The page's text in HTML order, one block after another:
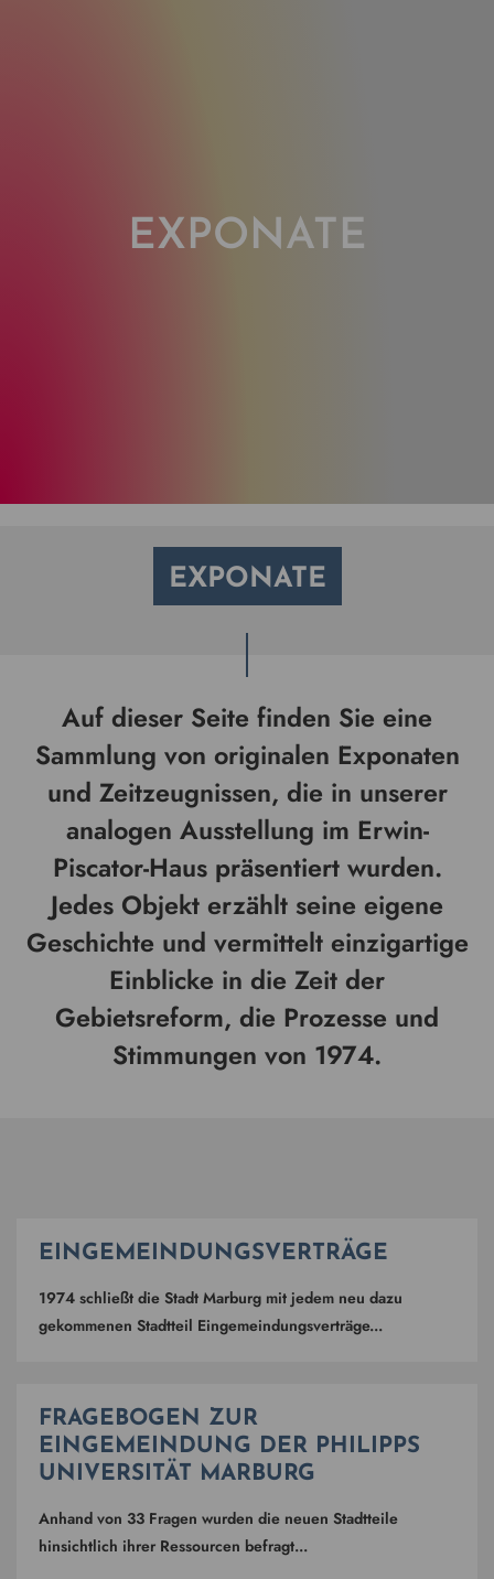
EXPONATE
EXPONATE
Auf dieser Seite finden Sie eine
Sammlung von originalen Exponaten
und Zeitzeugnissen, die in unserer
analogen Ausstellung im Erwin-
Piscator-Haus präsentiert wurden.
Jedes Objekt erzählt seine eigene
Geschichte und vermittelt einzigartige
Einblicke in die Zeit der
Gebietsreform, die Prozesse und
Stimmungen von 1974.
EINGEMEINDUNGSVERTRÄGE
1974 schließt die Stadt Marburg mit jedem neu dazu
gekommenen Stadtteil Eingemeindungsverträge...
FRAGEBOGEN ZUR
EINGEMEINDUNG DER PHILIPPS
UNIVERSITÄT MARBURG
Anhand von 33 Fragen wurden die neuen Stadtteile
hinsichtlich ihrer Ressourcen befragt...